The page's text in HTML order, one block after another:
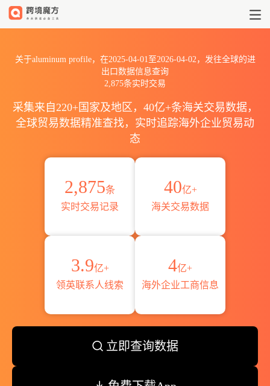
关于aluminum profile，在2025-04-01至2026-04-02，发往全球的进
出口数据信息查询
2,875条实时交易
采集来自220+国家及地区，40亿+条海关交易数据，
全球贸易数据精准查找，实时追踪海外企业贸易动
态
2,875条
实时交易记录
40亿+
海关交易数据
3.9亿+
领英联系人线索
4亿+
海外企业工商信息
立即查询数据